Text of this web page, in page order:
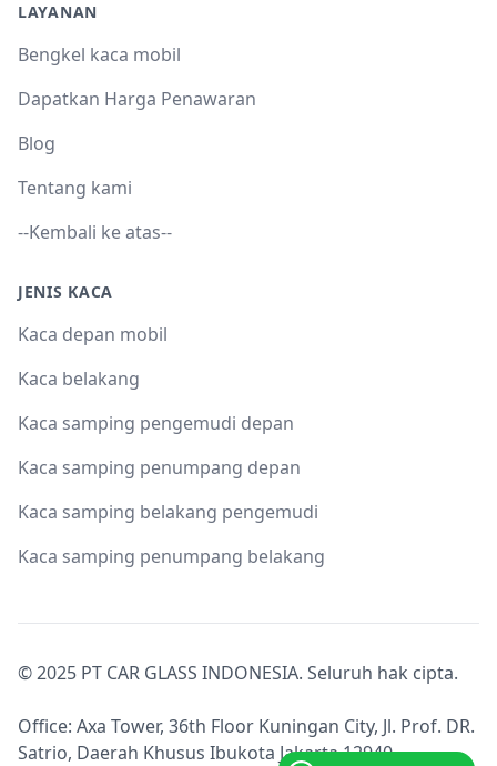
LAYANAN
Bengkel kaca mobil
Dapatkan Harga Penawaran
Blog
Tentang kami
--Kembali ke atas--
JENIS KACA
Kaca depan mobil
Kaca belakang
Kaca samping pengemudi depan
Kaca samping penumpang depan
Kaca samping belakang pengemudi
Kaca samping penumpang belakang
© 2025 PT CAR GLASS INDONESIA. Seluruh hak cipta.
Office: Axa Tower, 36th Floor Kuningan City, Jl. Prof. DR.
Satrio, Daerah Khusus Ibukota Jakarta 12940.